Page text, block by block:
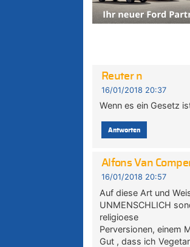
Reuter n
16/01/2018 20:37
Wenn es ein Gesetz
Antworten
Alfons Van
16/01/2018 20:57
Auf diese Art und
UNMENSCHLICH
religioese
Perversionen, einem
Gut , dass ich